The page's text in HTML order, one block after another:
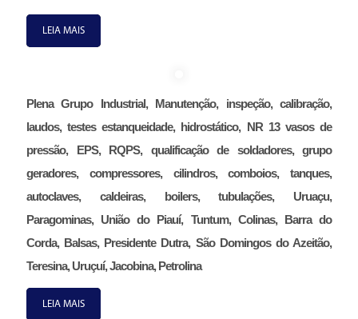
LEIA MAIS
Plena Grupo Industrial, Manutenção, inspeção, calibração,
laudos, testes estanqueidade, hidrostático, NR 13 vasos de
pressão, EPS, RQPS, qualificação de soldadores, grupo
geradores, compressores, cilindros, comboios, tanques,
autoclaves, caldeiras, boilers, tubulações, Uruaçu,
Paragominas, União do Piauí, Tuntum, Colinas, Barra do
Corda, Balsas, Presidente Dutra, São Domingos do Azeitão,
Teresina, Uruçuí, Jacobina, Petrolina
LEIA MAIS